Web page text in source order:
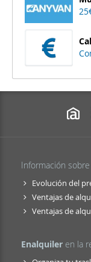
Información
Evolución del
Ventajas de
Ventajas de
Enalquiler en la